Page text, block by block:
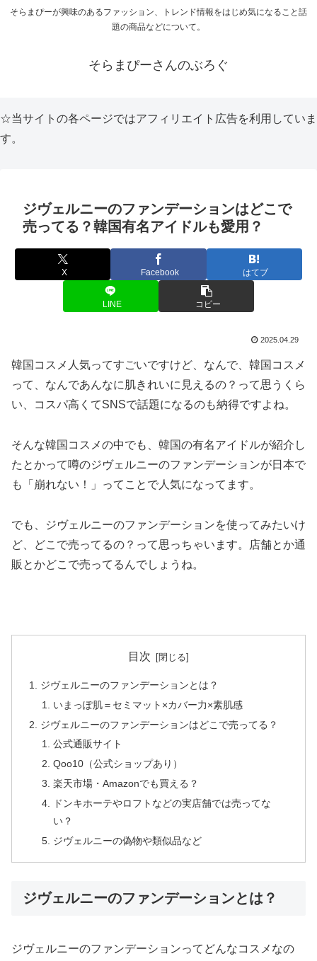
そらまぴーが興味のあるファッション、トレンド情報をはじめ気になること話
題の商品などについて。
そらまぴーさんのぶろぐ
☆当サイトの各ページではアフィリエイト広告を利用していま
す。
ジヴェルニーのファンデーションはどこで
売ってる？韓国有名アイドルも愛用？
X Facebook はてブ
LINE コピー
2025.04.29
韓国コスメ人気ってすごいですけど、なんで、韓国コスメ
って、なんであんなに肌きれいに見えるの？って思うくら
い、コスパ高くてSNSで話題になるのも納得ですよね。
そんな韓国コスメの中でも、韓国の有名アイドルが紹介し
たとかって噂のジヴェルニーのファンデーションが日本で
も「崩れない！」ってことで人気になってます。
でも、ジヴェルニーのファンデーションを使ってみたいけ
ど、どこで売ってるの？って思っちゃいます。店舗とか通
販とかどこで売ってるんでしょうね。
目次
ジヴェルニーのファンデーションとは？
いまっぽ肌＝セミマット×カバー力×素肌感
ジヴェルニーのファンデーションはどこで売ってる？
公式通販サイト
Qoo10（公式ショップあり）
楽天市場・Amazonでも買える？
ドンキホーテやロフトなどの実店舗では売ってな
い？
ジヴェルニーの偽物や類似品など
ジヴェルニーのファンデーションとは？
ジヴェルニーのファンデーションってどんなコスメなの